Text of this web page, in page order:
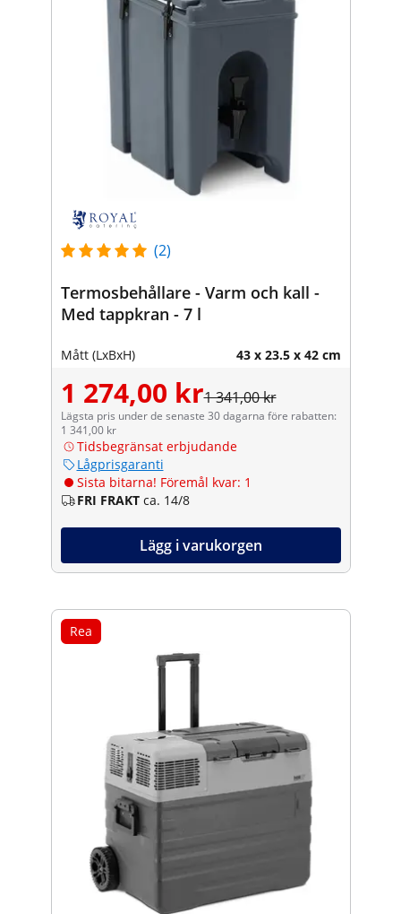
(2)
Termosbehållare - Varm och kall -
Med tappkran - 7 l
Mått (LxBxH) 43 x 23.5 x 42 cm
1 274,00 kr1 341,00 kr
Lägsta pris under de senaste 30 dagarna före rabatten:
1 341,00 kr
Tidsbegränsat erbjudande
Lågprisgaranti
Sista bitarna! Föremål kvar: 1
FRI FRAKT ca. 14/8
Lägg i varukorgen
Rea